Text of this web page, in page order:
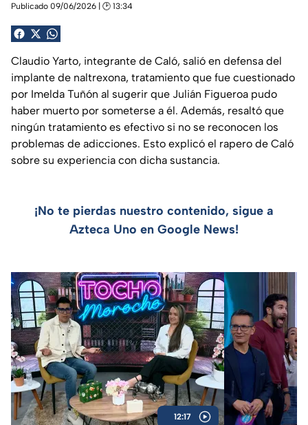
Publicado 09/06/2026 | 🕑 13:34
Claudio Yarto, integrante de Caló, salió en defensa del
implante de naltrexona, tratamiento que fue cuestionado
por Imelda Tuñón al sugerir que Julián Figueroa pudo
haber muerto por someterse a él. Además, resaltó que
ningún tratamiento es efectivo si no se reconocen los
problemas de adicciones. Esto explicó el rapero de Caló
sobre su experiencia con dicha sustancia.
¡No te pierdas nuestro contenido, sigue a
Azteca Uno en Google News!
12:17